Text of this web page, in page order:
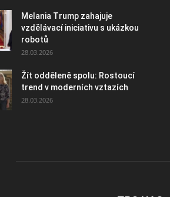
Melania Trump zahajuje
vzdělávací iniciativu s ukázkou
robotů
28.03.2026
Žít odděleně spolu: Rostoucí
trend v moderních vztazích
28.03.2026